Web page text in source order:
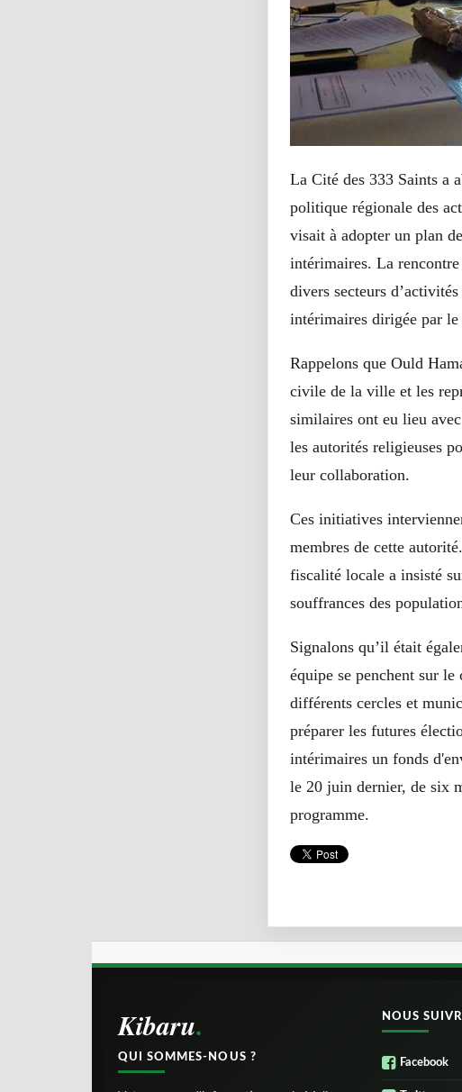
La Cité des 333 Saints a
politique régionale des
visait à adopter un plan
intérimaires. La rencontre
divers secteurs
intérimaires dirigée par
Rappelons que Ould
civile de la ville et les
similaires ont eu lieu
les autorités religieuses
leur collaboration.
Ces initiatives
membres de cette
fiscalité locale a insisté
souffrances des
Signalons qu’il était
équipe se penchent sur
différents cercles et
préparer les futures
intérimaires un fonds
le 20 juin dernier, de six
programme.
Kibaru
QUI SOMMES-NOUS ?
NOUS
Facebook